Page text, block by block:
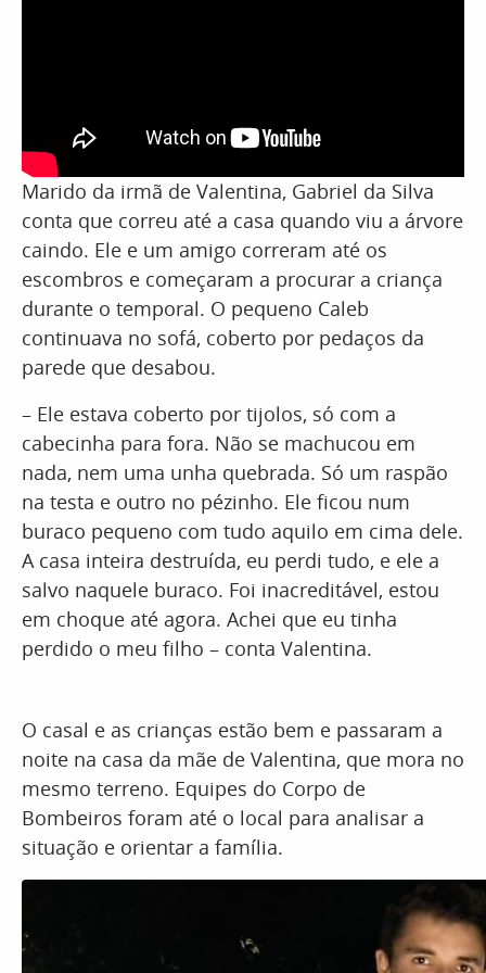
Marido da irmã de Valentina, Gabriel da Silva
conta que correu até a casa quando viu a árvore
caindo. Ele e um amigo correram até os
escombros e começaram a procurar a criança
durante o temporal. O pequeno Caleb
continuava no sofá, coberto por pedaços da
parede que desabou.
– Ele estava coberto por tijolos, só com a
cabecinha para fora. Não se machucou em
nada, nem uma unha quebrada. Só um raspão
na testa e outro no pézinho. Ele ficou num
buraco pequeno com tudo aquilo em cima dele.
A casa inteira destruída, eu perdi tudo, e ele a
salvo naquele buraco. Foi inacreditável, estou
em choque até agora. Achei que eu tinha
perdido o meu filho – conta Valentina.
O casal e as crianças estão bem e passaram a
noite na casa da mãe de Valentina, que mora no
mesmo terreno. Equipes do Corpo de
Bombeiros foram até o local para analisar a
situação e orientar a família.